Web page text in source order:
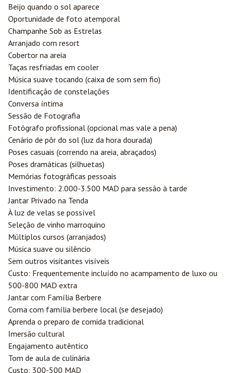
Beijo quando o sol aparece
Oportunidade de foto atemporal
Champanhe Sob as Estrelas
Arranjado com resort
Cobertor na areia
Taças resfriadas em cooler
Música suave tocando (caixa de som sem fio)
Identificação de constelações
Conversa íntima
Sessão de Fotografia
Fotógrafo profissional (opcional mas vale a pena)
Cenário de pôr do sol (luz da hora dourada)
Poses casuais (correndo na areia, abraçados)
Poses dramáticas (silhuetas)
Memórias fotográficas pessoais
Investimento: 2.000-3.500 MAD para sessão à tarde
Jantar Privado na Tenda
À luz de velas se possível
Seleção de vinho marroquino
Múltiplos cursos (arranjados)
Música suave ou silêncio
Sem outros visitantes visíveis
Custo: Frequentemente incluído no acampamento de luxo ou
500-800 MAD extra
Jantar com Família Berbere
Coma com família berbere local (se desejado)
Aprenda o preparo de comida tradicional
Imersão cultural
Engajamento autêntico
Tom de aula de culinária
Custo: 300-500 MAD